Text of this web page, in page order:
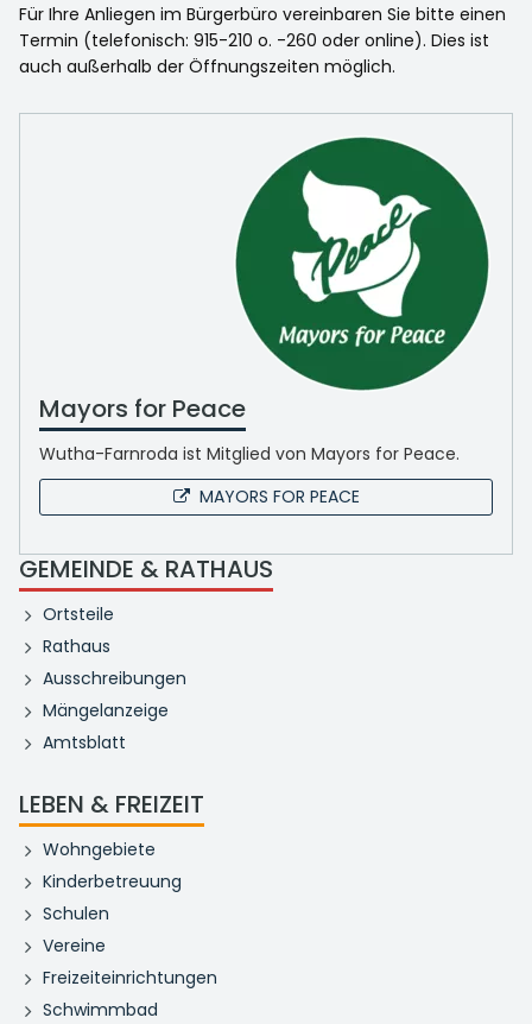
Für Ihre Anliegen im Bürgerbüro vereinbaren Sie bitte einen
Termin (telefonisch: 915-210 o. -260 oder online). Dies ist
auch außerhalb der Öffnungszeiten möglich.
Mayors for Peace
Wutha-Farnroda ist Mitglied von Mayors for Peace.
MAYORS FOR PEACE
GEMEINDE & RATHAUS
Ortsteile
Rathaus
Ausschreibungen
Mängelanzeige
Amtsblatt
LEBEN & FREIZEIT
Wohngebiete
Kinderbetreuung
Schulen
Vereine
Freizeiteinrichtungen
Schwimmbad